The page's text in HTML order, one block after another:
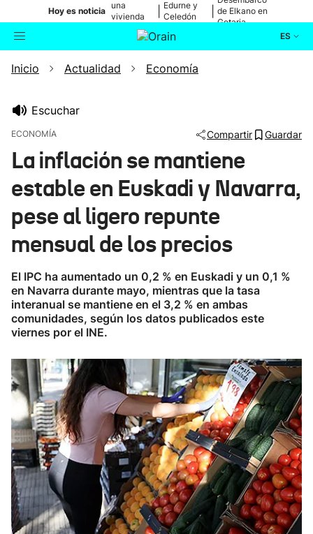
Hoy es noticia
una
vivienda
de Bilbao
Edurne y
Celedón
de Elkano en
Getaria
ES
Buscador Actualidad
Ikusmiran
Eguraldia
Inicio Actualidad Economía
Escuchar
ECONOMÍA Compartir Guardar
La inflación se mantiene
estable en Euskadi y Navarra,
pese al ligero repunte
mensual de los precios
El IPC ha aumentado un 0,2 % en Euskadi y un 0,1 %
en Navarra durante mayo, mientras que la tasa
interanual se mantiene en el 3,2 % en ambas
comunidades, según los datos publicados este
viernes por el INE.